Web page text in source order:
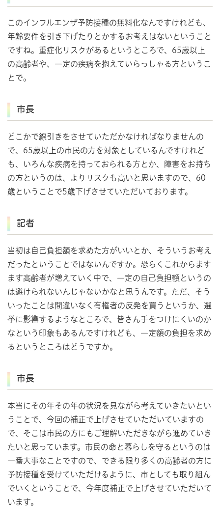
このインフルエンザ予防接種の無料化なんですけれども、
年齢要件を引き下げたりとかするお考えはないということ
ですね。重症化リスクがあるというところで、65歳以上
の高齢者や、一定の疾病を抱えていらっしゃる方というこ
とで。
市長
どこかで線引きをさせていただかなければなりませんの
で、65歳以上の市民の方を対象としているんですけれど
も、いろんな疾病を持っておられる方とか、障害をお持ち
の方というのは、よりリスクも高いと思いますので、60
歳ということで5歳下げさせていただいております。
記者
当初は自己負担額を求めた方がいいとか、そういうお考え
だったということではないんですか。恐らくこれからます
ます高齢者が増えていく中で、一定の自己負担額というの
は避けられないんじゃないかなと思うんです。ただ、そう
いったことは間違いなく有権者の反発を買うというか、選
挙に影響するようなところで、皆さん手をつけにくいのか
なという印象もあるんですけれども、一定額の負担を求め
るというところはどうですか。
市長
本当にその年その年の状況を見ながら考えていきたいとい
うことで、今回の補正で上げさせていただいていますの
で、そこは市民の方にもご理解いただきながら進めていき
たいと思っています。市民の命と暮らしを守るというのは
一番大事なことですので、できる限り多くの高齢者の方に
予防接種を受けていただけるように、市としても取り組ん
でいくということで、今年度補正で上げさせていただいて
います。